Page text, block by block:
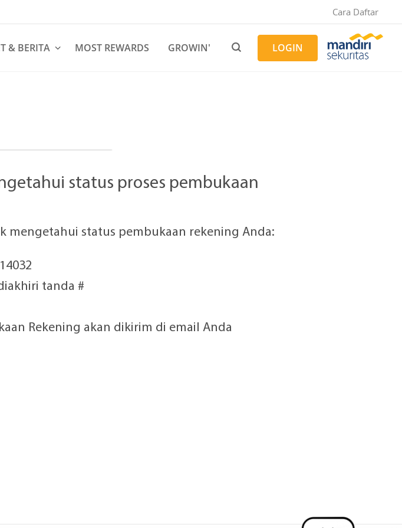
LOGIN
& BERITA MOST REWARDS GROWIN'
Cara Daftar
status proses pembukaan
mengetahui status pembukaan rekening Anda:
tanda #
Rekening akan dikirim di email Anda